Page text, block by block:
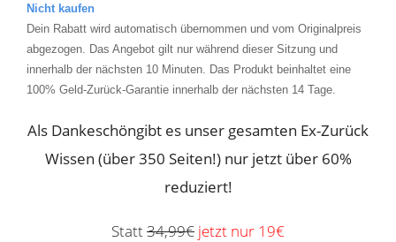
Nicht kaufen
Dein Rabatt wird automatisch übernommen und vom Originalpreis
abgezogen. Das Angebot gilt nur während dieser Sitzung und
innerhalb der nächsten 10 Minuten. Das Produkt beinhaltet eine
100% Geld-Zurück-Garantie innerhalb der nächsten 14 Tage.
Als Dankeschöngibt es unser gesamten Ex-Zurück
Wissen (über 350 Seiten!) nur jetzt über 60%
reduziert!
Statt 34,99€ jetzt nur 19€